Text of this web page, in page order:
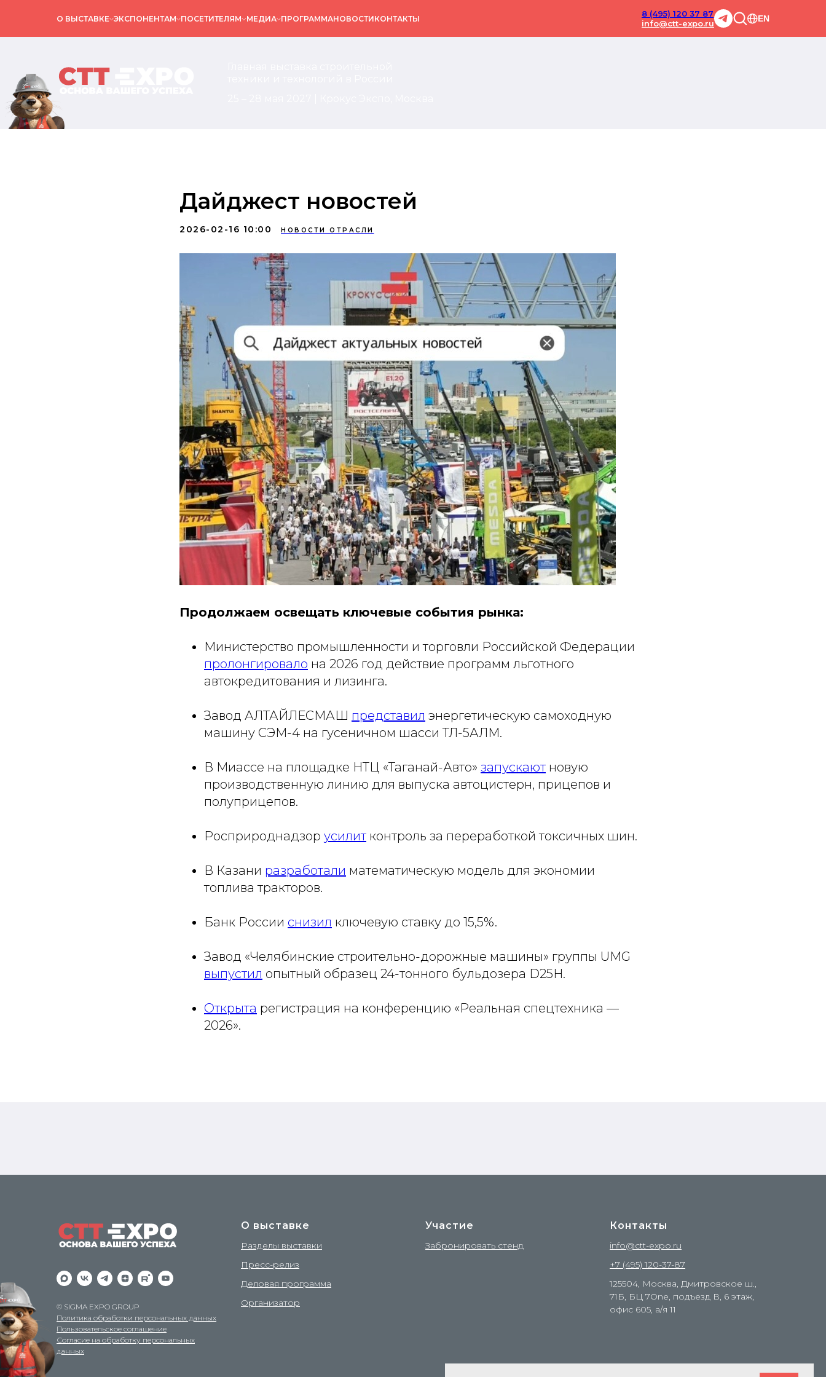
О ВЫСТАВКЕ ЭКСПОНЕНТАМ ПОСЕТИТЕЛЯМ МЕДИА ПРОГРАММАНОВОСТИКОНТАКТЫ
8 (495) 120 37 87
info@ctt-expo.ru
EN
Дайджест новостей
2026-02-16 10:00 НОВОСТИ ОТРАСЛИ
Продолжаем освещать ключевые события рынка:
Министерство промышленности и торговли Российской Федерации
пролонгировало на 2026 год действие программ льготного
автокредитования и лизинга.
Завод АЛТАЙЛЕСМАШ представил энергетическую самоходную
машину СЭМ-4 на гусеничном шасси ТЛ-5АЛМ.
В Миассе на площадке НТЦ «Таганай-Авто» запускают новую
производственную линию для выпуска автоцистерн, прицепов и
полуприцепов.
Росприроднадзор усилит контроль за переработкой токсичных шин.
В Казани разработали математическую модель для экономии
топлива тракторов.
Банк России снизил ключевую ставку до 15,5%.
Завод «Челябинские строительно-дорожные машины» группы UMG
выпустил опытный образец 24-тонного бульдозера D25H.
Открыта регистрация на конференцию «Реальная спецтехника —
2026».
© SIGMA EXPO GROUP
Политика обработки персональных данных
Пользовательское соглашение
Согласие на обработку персональных
данных
О выставке
Разделы выставки
Пресс-релиз
Деловая программа
Организатор
Участие
Забронировать стенд
Контакты
info@ctt-expo.ru
+7 (495) 120-37-87
125504, Москва, Дмитровское ш.,
71Б, БЦ 7One, подъезд В, 6 этаж,
офис 605, а/я 11